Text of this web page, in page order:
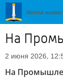
На
2 июня 2026,
На